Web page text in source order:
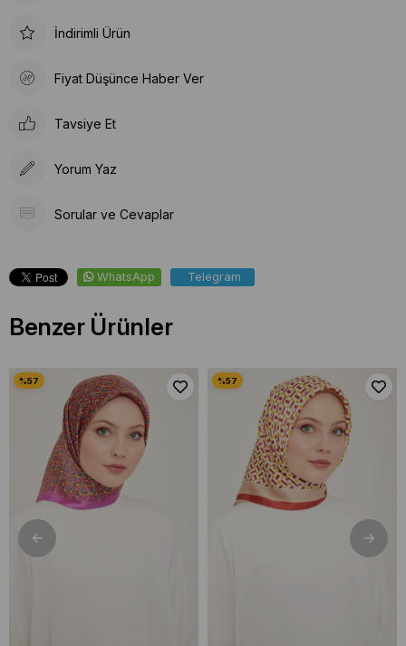
İndirimli Ürün
Fiyat Düşünce Haber Ver
Tavsiye Et
Yorum Yaz
Sorular ve Cevaplar
WhatsApp Telegram
Benzer Ürünler